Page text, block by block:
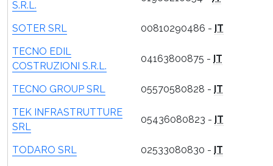
S.R.L.
SOTER SRL 00810290486 - IT
TECNO EDIL
COSTRUZIONI S.R.L.
04163800875 - IT
TECNO GROUP SRL 05570580828 - IT
TEK INFRASTRUTTURE
SRL
05436080823 - IT
TODARO SRL 02533080830 - IT